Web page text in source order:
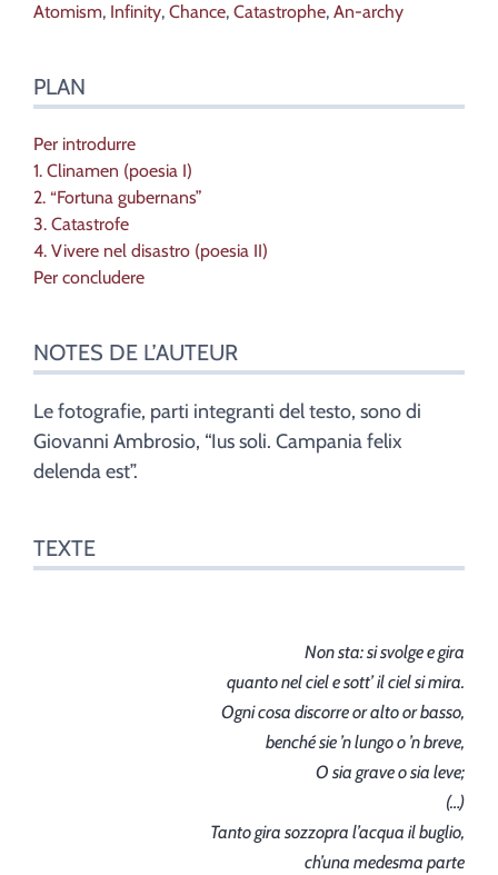
Atomism, Infinity, Chance, Catastrophe, An-archy
PLAN
Per introdurre
1. Clinamen (poesia I)
2. “Fortuna gubernans”
3. Catastrofe
4. Vivere nel disastro (poesia II)
Per concludere
NOTES DE L’AUTEUR
Le fotografie, parti integranti del testo, sono di
Giovanni Ambrosio, “Ius soli. Campania felix
delenda est”.
TEXTE
Non sta: si svolge e gira
quanto nel ciel e sott’ il ciel si mira.
Ogni cosa discorre or alto or basso,
benché sie ’n lungo o ’n breve,
O sia grave o sia leve;
(…)
Tanto gira sozzopra l’acqua il buglio,
ch’una medesma parte